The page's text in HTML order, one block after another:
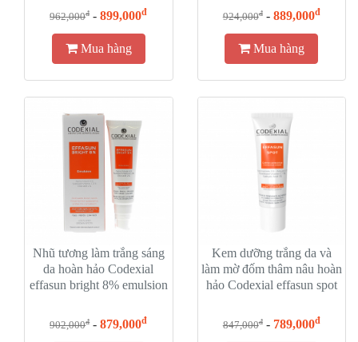
962,000đ-899,000đ
Mua hàng
924,000đ- 889,000đ
Mua hàng
Nhũ tương làm trắng sáng
da hoàn hảo Codexial
effasun bright 8% emulsion
902,000đ-879,000đ
Kem dưỡng trắng da và
làm mờ đốm thâm nâu hoàn
hảo Codexial effasun spot
847,000đ- 789,000đ